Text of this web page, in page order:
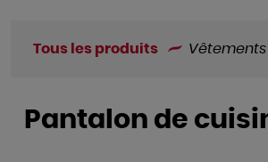
Tous les produits
Pantalon de